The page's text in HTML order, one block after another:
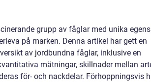
grupp av fåglar med unika
på marken. Denna artikel har gett en
av jordbundna fåglar, inklusive en
mätningar, skillnader mellan
för- och nackdelar. Förhoppningsvis